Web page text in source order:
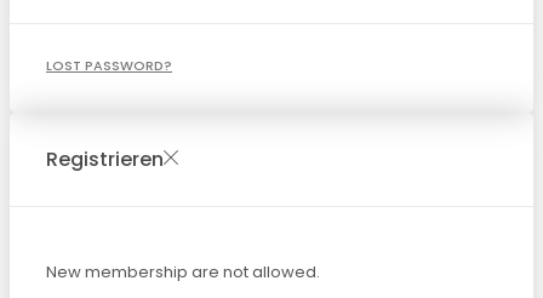
LOST PASSWORD?
Registrieren
New membership are not allowed.